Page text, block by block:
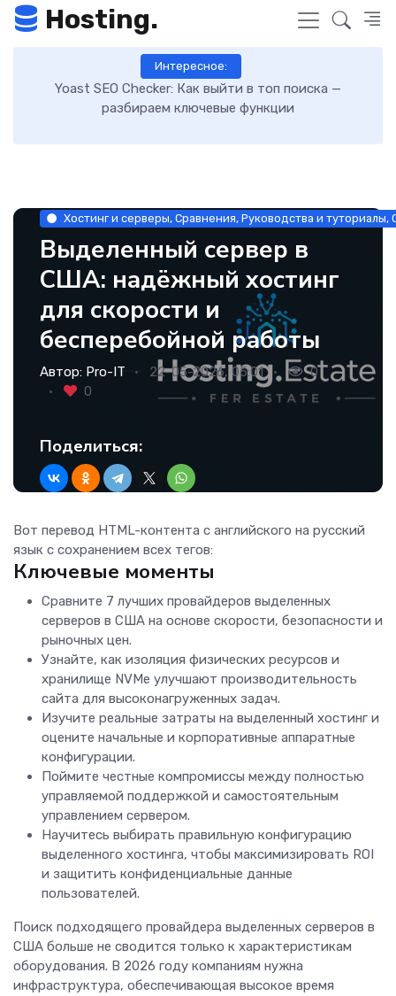
Hosting.
Интересное:
Как включить GZIP-сжатие в WordPress и ускорить
загрузку сайта: пошаговая инструкция
Хостинг и серверы, Сравнения, Руководства и туториалы,
Выделенный сервер в
США: надёжный хостинг
для скорости и
бесперебойной работы
Автор: Pro-IT 22-05-2026, 05:01
0
0
Поделиться:
Вот перевод HTML-контента с английского на русский
язык с сохранением всех тегов:
Ключевые моменты
Сравните 7 лучших провайдеров выделенных
серверов в США на основе скорости, безопасности и
рыночных цен.
Узнайте, как изоляция физических ресурсов и
хранилище NVMe улучшают производительность
сайта для высоконагруженных задач.
Изучите реальные затраты на выделенный хостинг и
оцените начальные и корпоративные аппаратные
конфигурации.
Поймите честные компромиссы между полностью
управляемой поддержкой и самостоятельным
управлением сервером.
Научитесь выбирать правильную конфигурацию
выделенного хостинга, чтобы максимизировать ROI
и защитить конфиденциальные данные
пользователей.
Поиск подходящего провайдера выделенных серверов в
США больше не сводится только к характеристикам
оборудования. В 2026 году компаниям нужна
инфраструктура, обеспечивающая высокое время